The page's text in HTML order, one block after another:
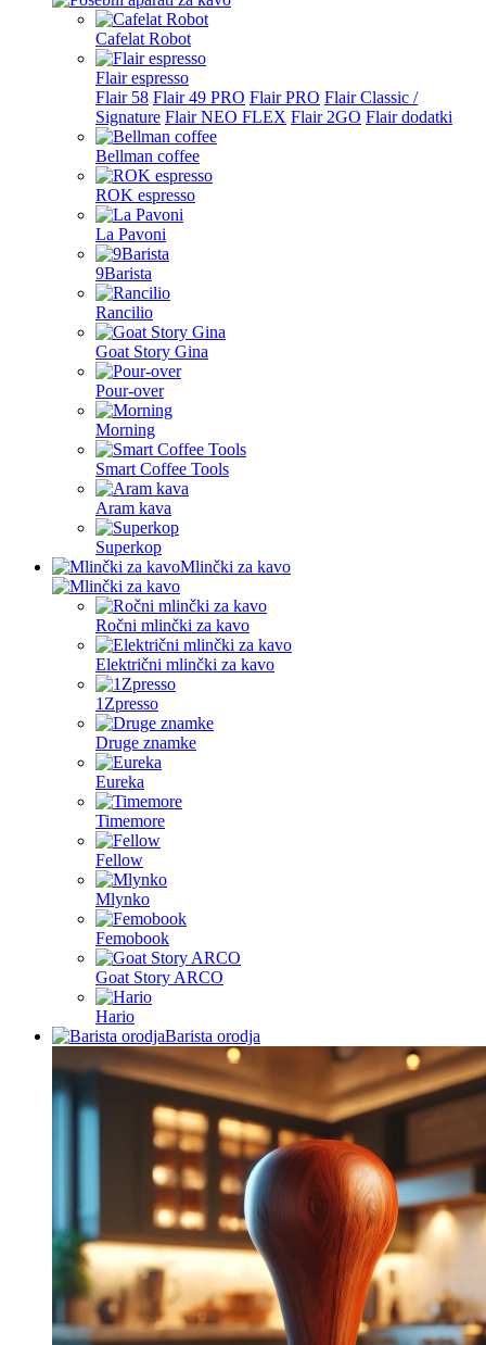
Cafelat Robot
Flair espresso
Flair 58 Flair 49 PRO Flair PRO Flair Classic /
Signature Flair NEO FLEX Flair 2GO Flair dodatki
Bellman coffee
ROK espresso
La Pavoni
9Barista
Rancilio
Goat Story Gina
Pour-over
Morning
Smart Coffee Tools
Aram kava
Superkop
Mlinčki za kavo
Ročni mlinčki za kavo
Električni mlinčki za kavo
1Zpresso
Druge znamke
Eureka
Timemore
Fellow
Mlynko
Femobook
Goat Story ARCO
Hario
Barista orodja